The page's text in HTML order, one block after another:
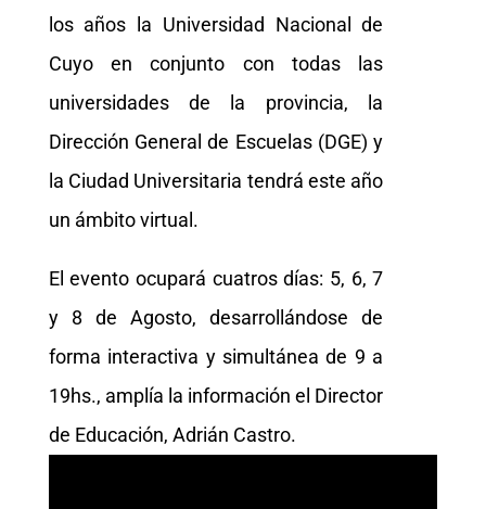
los años la Universidad Nacional de
Cuyo en conjunto con todas las
universidades de la provincia, la
Dirección General de Escuelas (DGE) y
la Ciudad Universitaria tendrá este año
un ámbito virtual.
El evento ocupará cuatros días: 5, 6, 7
y 8 de Agosto, desarrollándose de
forma interactiva y simultánea de 9 a
19hs., amplía la información el Director
de Educación, Adrián Castro.